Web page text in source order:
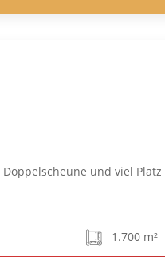
und viel
1.700 m²